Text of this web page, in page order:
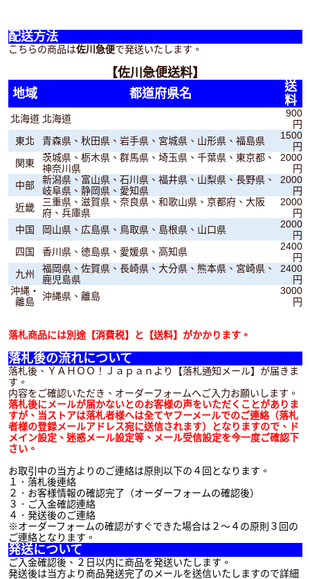
配送方法
こちらの商品は佐川急便で発送いたします。
【佐川急便送料】
地域
都道府県名
送
料
北海道 北海道
900
円
東北
青森県、秋田県、岩手県、宮城県、山形県、福島県
1500
円
関東
茨城県、栃木県、群馬県、埼玉県、千葉県、東京都、
神奈川県
2000
円
中部
新潟県、富山県、石川県、福井県、山梨県、長野県、
岐阜県、静岡県、愛知県
2000
円
近畿
三重県、滋賀県、奈良県、和歌山県、京都府、大阪
府、兵庫県
2000
円
中国
岡山県、広島県、鳥取県、島根県、山口県
2000
円
四国
香川県、徳島県、愛媛県、高知県
2400
円
九州
福岡県、佐賀県、長崎県、大分県、熊本県、宮崎県、
鹿児島県
2400
円
沖縄・
離島
沖縄県、離島
3000
円
落札商品には別途【消費税】と【送料】がかかります。
落札後の流れについて
落札後、 ＹＡＨＯＯ！Ｊａｐａｎより【落札通知メール】が届きま
す。
内容をご確認いただき、オーダーフォームへご入力お願いします。
落札後にメールが届かないとのお客様の声をいただくことがありま
すが、当ストアは落札者様へは全てヤフーメールでのご連絡（落札
者様の登録メールアドレス宛に送信されます）となりますので、ド
メイン設定、迷惑メール設定等、メール受信設定を今一度ご確認下
さい。
お取引中の当方よりのご連絡は原則以下の４回となります。
１．落札後連絡
２．お客様情報の確認完了（オーダーフォームの確認後）
３．ご入金確認連絡
４．発送後のご連絡
※オーダーフォームの確認がすぐできた場合は２～４の原則３回の
ご連絡となります。
発送について
ご入金確認後、２日以内に商品を発送いたします。
発送後は当方より商品発送完了のメールを送信いたしますので詳細